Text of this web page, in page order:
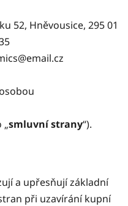
52, Hněvousice, 295 01
„smluvní strany“).
a upřesňují základní
při uzavírání kupní